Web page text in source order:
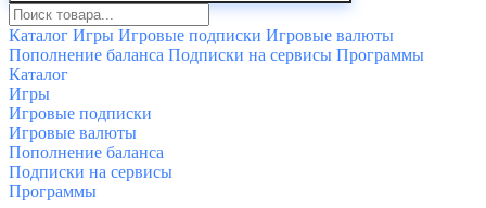
Каталог Игры Игровые подписки Игровые валюты
Пополнение баланса Подписки на сервисы Программы
Каталог
Игры
Игровые подписки
Игровые валюты
Пополнение баланса
Подписки на сервисы
Программы